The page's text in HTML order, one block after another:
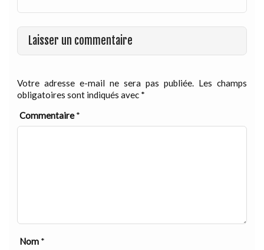
Laisser un commentaire
Votre adresse e-mail ne sera pas publiée. Les champs
obligatoires sont indiqués avec *
Commentaire*
Nom *